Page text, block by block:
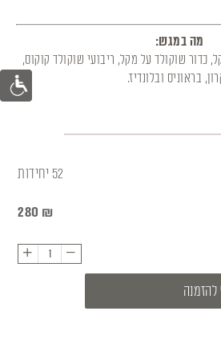
מה במגש:
כדור שוקולד על מקל, ריבועי שוקולד קוקוס,
בראוניס ובלונדיז.
52 יחידות
280 ₪
כמות
להזמנה